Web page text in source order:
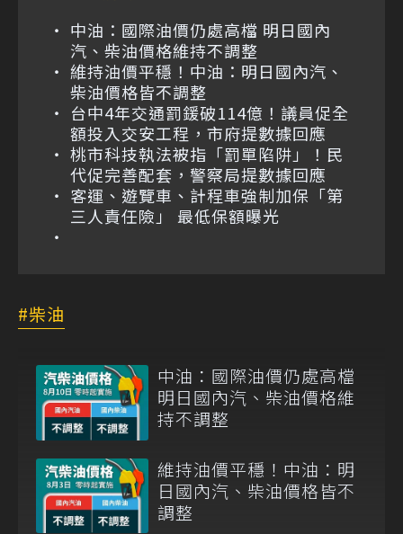
中油：國際油價仍處高檔 明日國內
汽、柴油價格維持不調整
維持油價平穩！中油：明日國內汽、
柴油價格皆不調整
台中4年交通罰鍰破114億！議員促全
額投入交安工程，市府提數據回應
桃市科技執法被指「罰單陷阱」！民
代促完善配套，警察局提數據回應
客運、遊覽車、計程車強制加保「第
三人責任險」 最低保額曝光
柴油
中油：國際油價仍處高檔
明日國內汽、柴油價格維
持不調整
維持油價平穩！中油：明
日國內汽、柴油價格皆不
調整